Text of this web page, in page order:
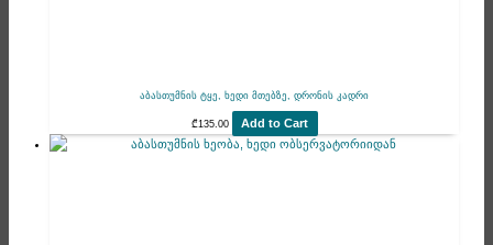
აბასთუმნის ტყე, ხედი მთებზე, დრონის კადრი
₾135.00 Add to Cart